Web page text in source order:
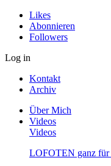
Likes
Abonnieren
Followers
Log in
Kontakt
Archiv
Über Mich
Videos
Videos
LOFOTEN ganz für